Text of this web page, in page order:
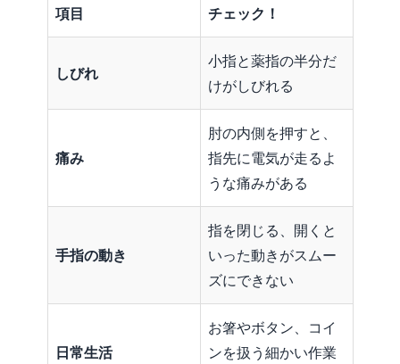
項目 チェック！
しびれ
小指と薬指の半分だ
けがしびれる
痛み
肘の内側を押すと、
指先に電気が走るよ
うな痛みがある
手指の動き
指を閉じる、開くと
いった動きがスムー
ズにできない
日常生活
お箸やボタン、コイ
ンを扱う細かい作業